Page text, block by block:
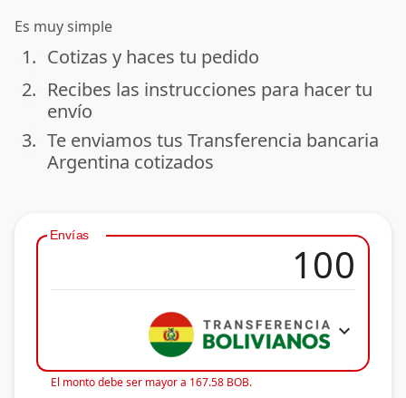
Es muy simple
done
1. Cotizas y haces tu pedido
done
2. Recibes las instrucciones para hacer tu
envío
done
3. Te enviamos tus Transferencia bancaria
Argentina cotizados
Envías
expand_more
El monto debe ser mayor a 167.58 BOB.